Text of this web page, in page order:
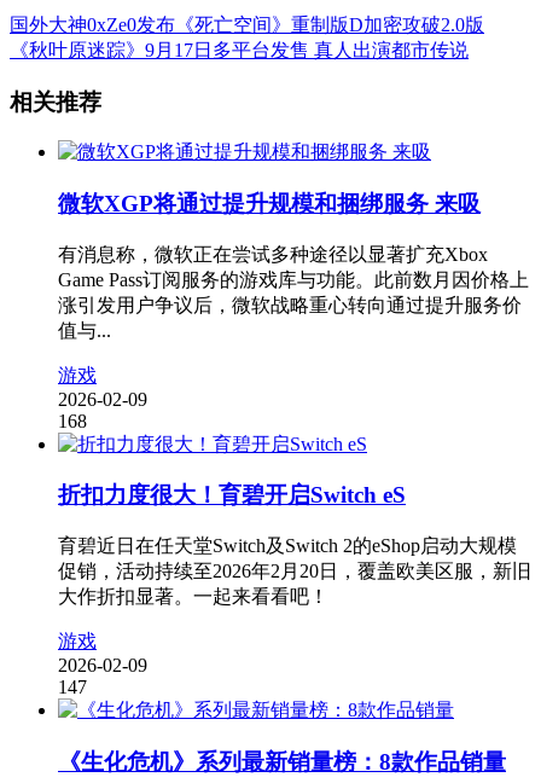
国外大神0xZe0发布《死亡空间》重制版D加密攻破2.0版
《秋叶原迷踪》9月17日多平台发售 真人出演都市传说
相关推荐
微软XGP将通过提升规模和捆绑服务 来吸
有消息称，微软正在尝试多种途径以显著扩充Xbox
Game Pass订阅服务的游戏库与功能。此前数月因价格上
涨引发用户争议后，微软战略重心转向通过提升服务价
值与...
游戏
2026-02-09
168
折扣力度很大！育碧开启Switch eS
育碧近日在任天堂Switch及Switch 2的eShop启动大规模
促销，活动持续至2026年2月20日，覆盖欧美区服，新旧
大作折扣显著。一起来看看吧！
游戏
2026-02-09
147
《生化危机》系列最新销量榜：8款作品销量